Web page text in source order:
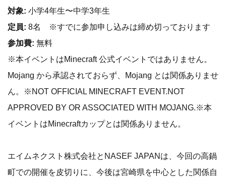
対象: 小学4年生〜中学3年生
定員: 8名 ※すでに参加申し込みは締め切っております
参加費: 無料
※本イベントはMinecraft 公式イベントではありません。
Mojang から承認されておらず、Mojang とは関係ありませ
ん。※NOT OFFICIAL MINECRAFT EVENT.NOT
APPROVED BY OR ASSOCIATED WITH MOJANG.※本
イベントはMinecraftカップとは関係ありません。
エイムネクスト株式会社とNASEF JAPANは、今回の高鍋
町での開催を皮切りに、今後は宮崎県を中心とした関係自